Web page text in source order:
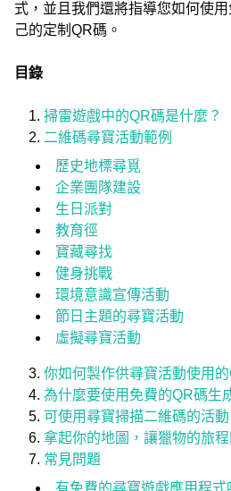
式，並且我們還將指導您如何使
己的定制QR碼。
目錄
掃雷遊戲中的QR碼是什麼？
二維碼尋寶活動範例
歷史地標尋覓
企業團隊建設
生日派對
教育徑
寶藏尋找
健身挑戰
環境意識宣傳活動
節日主題的尋寶活動
虛擬尋寶活動
你如何製作供尋寶活動使用的
為什麼要使用免費的QR碼生
可使用尋寶掃描二維碼的活動
拿起你的地圖，讓獵物的旅程
常見問題
有免費的尋寶遊戲應用程式